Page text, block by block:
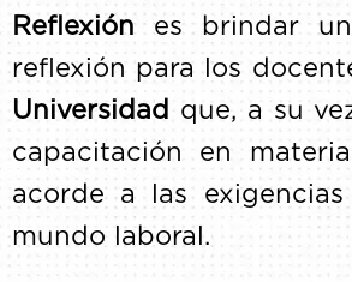
Reflexiónes brindar
reflexión para los
Universidad que, a su
capacitación en
acorde a las
mundo laboral.